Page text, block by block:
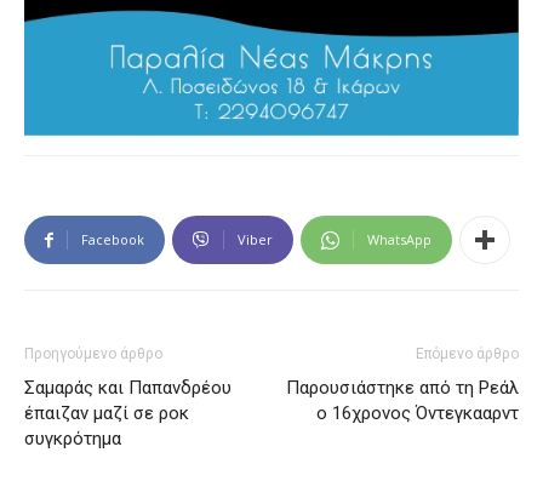
Facebook Viber WhatsApp
Προηγούμενο άρθρο
Σαμαράς και Παπανδρέου
έπαιζαν μαζί σε ροκ
συγκρότημα
Επόμενο άρθρο
Παρουσιάστηκε από τη Ρεάλ
ο 16χρονος Όντεγκααρντ